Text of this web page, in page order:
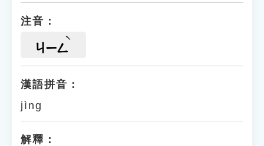
注音：
ㄐㄧㄥ
漢語拼音：
jìng
解釋：